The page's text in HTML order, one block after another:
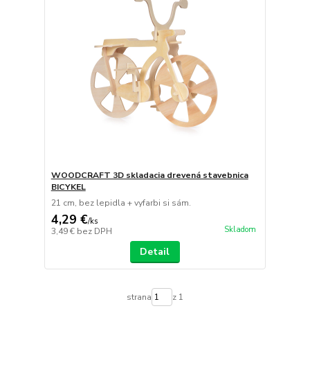
WOODCRAFT 3D skladacia drevená stavebnica
BICYKEL
21 cm, bez lepidla + vyfarbi si sám.
4,29 €/ks
3,49 € bez DPH Skladom
Detail
strana z 1